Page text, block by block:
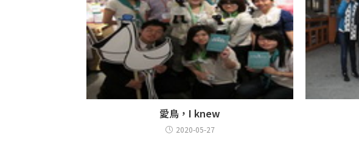
愛鳥，I knew
2020-05-27